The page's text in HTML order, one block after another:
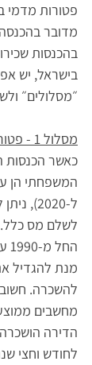
פטורות מדמי
מדובר
בהכנסות
״מסלולים״
מסלול 1 - פטור ממס
כאשר הכנסות
ל-
לשלם מס כלל.
מנת להגדיל
להשכרה.
מחשבים
לחודש וחצי